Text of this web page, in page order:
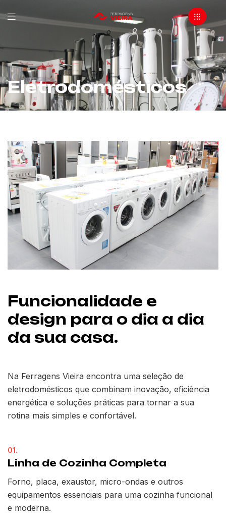
Eletrodomésticos
Funcionalidade e
design para o dia a dia
da sua casa.
Na Ferragens Vieira encontra uma seleção de
eletrodomésticos que combinam inovação, eficiência
energética e soluções práticas para tornar a sua
rotina mais simples e confortável.
01.
Linha de Cozinha Completa
Forno, placa, exaustor, micro-ondas e outros
equipamentos essenciais para uma cozinha funcional
e moderna.